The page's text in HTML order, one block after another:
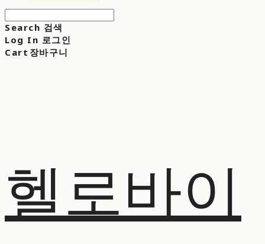
Search 검색
Log In 로그인
Cart 장바구니
헬로바이